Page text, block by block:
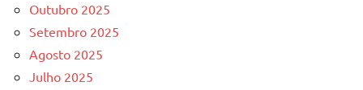
Outubro 2025
Setembro 2025
Agosto 2025
Julho 2025